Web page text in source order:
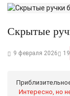
Скрытые
9 февраля 2026 19
Интересно, но